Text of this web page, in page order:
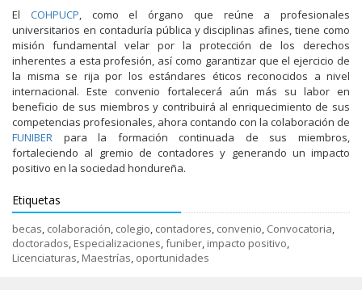
El COHPUCP, como el órgano que reúne a profesionales
universitarios en contaduría pública y disciplinas afines, tiene como
misión fundamental velar por la protección de los derechos
inherentes a esta profesión, así como garantizar que el ejercicio de
la misma se rija por los estándares éticos reconocidos a nivel
internacional. Este convenio fortalecerá aún más su labor en
beneficio de sus miembros y contribuirá al enriquecimiento de sus
competencias profesionales, ahora contando con la colaboración de
FUNIBER para la formación continuada de sus miembros,
fortaleciendo al gremio de contadores y generando un impacto
positivo en la sociedad hondureña.
Etiquetas
becas, colaboración, colegio, contadores, convenio, Convocatoria,
doctorados, Especializaciones,funiber, impacto positivo,
Licenciaturas, Maestrías, oportunidades